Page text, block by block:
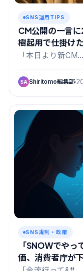
SNS運用TIPS
CM公開の一言
樹起用で仕掛け
戦
「本日より新CM…
SA Shiritomo編集部
SNS規制・政策
「SNOWでや
価、消費者庁が